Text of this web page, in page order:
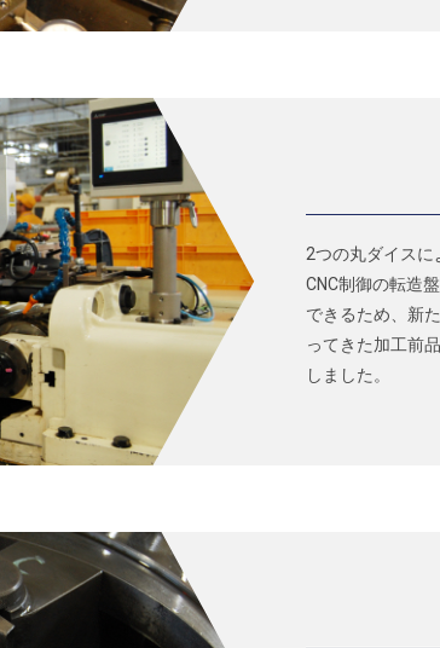
2つの丸ダイスに
CNC制御の転造
できるため、新
ってきた加工前
しました。